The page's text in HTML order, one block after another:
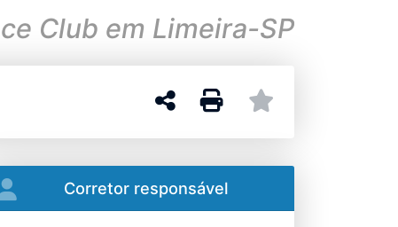
Club em Limeira-SP
Corretor responsável